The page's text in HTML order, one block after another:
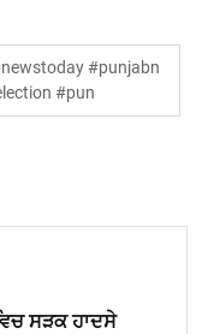
#punjabn
#pun
ਸੜਕ ਹਾਦਸੇ